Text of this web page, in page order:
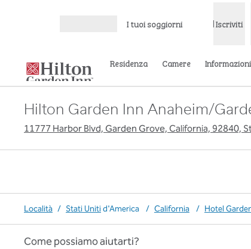
I tuoi soggiorni Iscriviti
Residenza Camere
Hilton Garden Inn Anaheim/
11777 Harbor Blvd, Garden Grove, California, 92840,
Località / Stati Uniti d'America / California / Hotel
Come possiamo aiutarti?